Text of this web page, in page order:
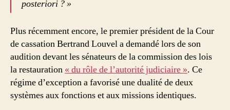
posteriori ? »
Plus récemment encore, le premier président de la Cour
de cassation Bertrand Louvel a demandé lors de son
audition devant les sénateurs de la commission des lois
la restauration « du rôle de l’autorité judiciaire ». Ce
régime d’exception a favorisé une dualité de deux
systèmes aux fonctions et aux missions identiques.